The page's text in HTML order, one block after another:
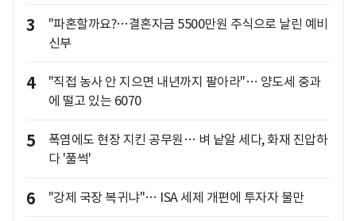
3
"파혼할까요?…결혼자금 5500만원 주식으로 날린 예비
신부
4
"직접 농사 안 지으면 내년까지 팔아라"… 양도세 중과
에 떨고 있는 6070
5
폭염에도 현장 지킨 공무원… 벼 낱알 세다, 화재 진압하
다 '풀썩'
6 "강제 국장 복귀냐"… ISA 세제 개편에 투자자 불만